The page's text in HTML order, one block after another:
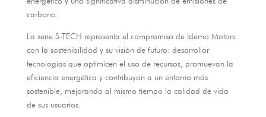
carbono
La serie S-TECH representa el compromiso de Idemo Motors
con la sostenibilidad y su visión de futuro: desarrollar
tecnologías que optimicen el uso de recursos, promuevan la
eficiencia energética y contribuyan a un entorno más
sostenible, mejorando al mismo tiempo la calidad de vida
de sus usuarios.